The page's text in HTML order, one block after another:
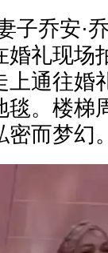
子乔安·
礼现场
通往婚
。楼梯
密而梦幻